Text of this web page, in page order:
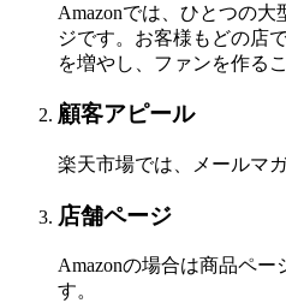
Amazonでは、ひとつの
ジです。お客様もどの店
を増やし、ファンを作る
顧客アピール
楽天市場では、メールマ
店舗ページ
Amazonの場合は商品ペ
す。